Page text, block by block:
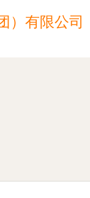
）有限公司